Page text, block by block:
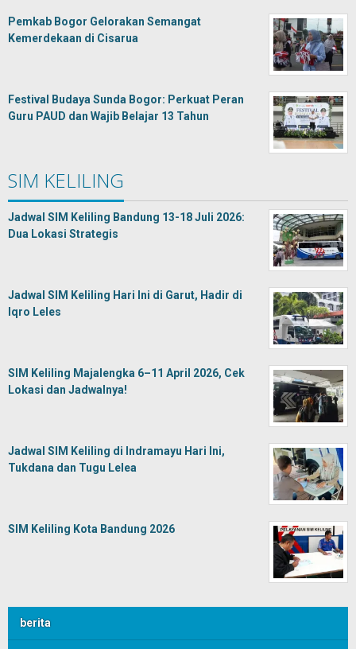
Pemkab Bogor Gelorakan Semangat
Kemerdekaan di Cisarua
Festival Budaya Sunda Bogor: Perkuat Peran
Guru PAUD dan Wajib Belajar 13 Tahun
SIM KELILING
Jadwal SIM Keliling Bandung 13-18 Juli 2026:
Dua Lokasi Strategis
Jadwal SIM Keliling Hari Ini di Garut, Hadir di
Iqro Leles
SIM Keliling Majalengka 6–11 April 2026, Cek
Lokasi dan Jadwalnya!
Jadwal SIM Keliling di Indramayu Hari Ini,
Tukdana dan Tugu Lelea
SIM Keliling Kota Bandung 2026
berita